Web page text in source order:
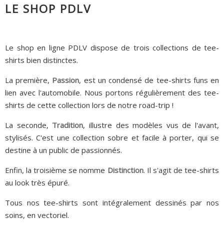
LE SHOP PDLV
Le shop en ligne PDLV dispose de trois collections de tee-
shirts bien distinctes.
La première, Passion, est un condensé de tee-shirts funs en
lien avec l'automobile. Nous portons régulièrement des tee-
shirts de cette collection lors de notre road-trip !
La seconde, Tradition, illustre des modèles vus de l'avant,
stylisés. C'est une collection sobre et facile à porter, qui se
destine à un public de passionnés.
Enfin, la troisième se nomme Distinction. Il s'agit de tee-shirts
au look très épuré.
Tous nos tee-shirts sont intégralement dessinés par nos
soins, en vectoriel.